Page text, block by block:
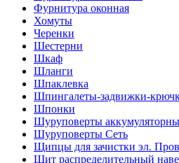
Фурнитура оконная
Хомуты
Черенки
Шестерни
Шкаф
Шланги
Шпаклевка
Шпингалеты-задвижки-
Шпонки
Шуруповерты
Шуруповерты Сеть
Щипцы для зачистки эл.
Щит распределительный